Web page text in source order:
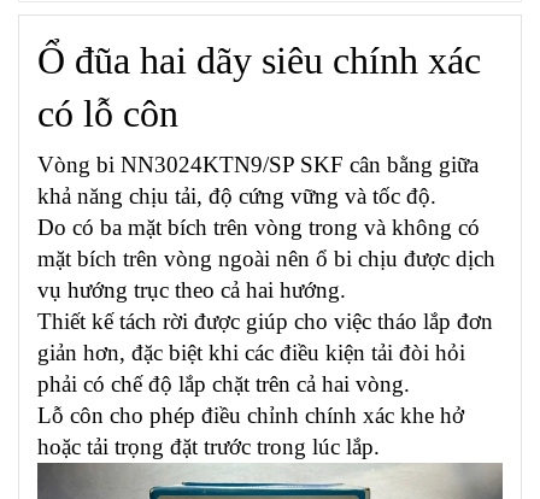
Ổ đũa hai dãy siêu chính xác
có lỗ côn
Vòng bi NN3024KTN9/SP SKF cân bằng giữa
khả năng chịu tải, độ cứng vững và tốc độ.
Do có ba mặt bích trên vòng trong và không có
mặt bích trên vòng ngoài nên ổ bi chịu được dịch
vụ hướng trục theo cả hai hướng.
Thiết kế tách rời được giúp cho việc tháo lắp đơn
giản hơn, đặc biệt khi các điều kiện tải đòi hỏi
phải có chế độ lắp chặt trên cả hai vòng.
Lỗ côn cho phép điều chỉnh chính xác khe hở
hoặc tải trọng đặt trước trong lúc lắp.